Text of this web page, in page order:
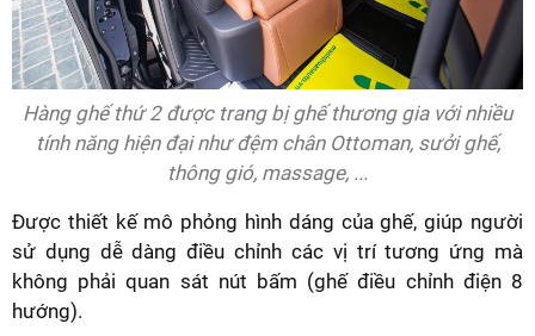
Hàng ghế thứ 2 được trang bị ghế thương gia với nhiều
tính năng hiện đại như đệm chân Ottoman, sưởi ghế,
thông gió, massage, ...
Được thiết kế mô phỏng hình dáng của ghế, giúp người
sử dụng dễ dàng điều chỉnh các vị trí tương ứng mà
không phải quan sát nút bấm (ghế điều chỉnh điện 8
hướng).